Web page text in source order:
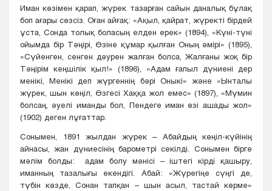
Иман көзімен қарап, жүрек тазарған сайын даналық бұлақ
боп ағары сөзсіз. Оған айғақ: «Ақыл, қайрат, жүректі бірдей
ұста, Сонда толық боласың елден ерек» (1894), «Күні-түні
ойымда бір Тәңірі, Өзіне құмар қылған Оның әмірі» (1895),
«Сүйенген, сенген дәурен жалған болса, Жалғаны жоқ бір
Тәңірім кеңшілік қыл!» (1896), «Адам ғапыл дүниені дер
менікі, Менікі деп жүргеннің бәрі Оныкі» және «Ынталы
жүрек, шын көңіл, Өзгесі Хаққа жол емес» (1897), «Мүмин
болсаң, әуелі иманды бол, Пендеге иман өзі ашады жол»
(1902) деген лұғаттар.
Сонымен, 1891 жылдан жүрек – Абайдың көңіл-күйінің
айнасы, жан дүниесінің барометрі секілді. Сонымен бірге
мәлім болды: адам болу мәнісі – іштегі кірді қашыру,
иманның тазалығы екендігі. Абай: «Жүрегіңе сүңгі де,
түбін көзде, Сонан тапқан – шын асыл, тастай көрме»